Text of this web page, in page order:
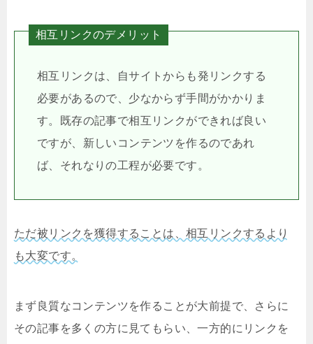
相互リンクのデメリット
相互リンクは、自サイトからも発リンクする
必要があるので、少なからず手間がかかりま
す。既存の記事で相互リンクができれば良い
ですが、新しいコンテンツを作るのであれ
ば、それなりの工程が必要です。
ただ被リンクを獲得することは、相互リンクするより
も大変です。
まず良質なコンテンツを作ることが大前提で、さらに
その記事を多くの方に見てもらい、一方的にリンクを